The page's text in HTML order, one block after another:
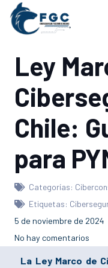
Ley
Chile:
para
Categorías:
Etiquetas:
5 de noviembre de 2024
No hay comentarios
La Ley Marco de